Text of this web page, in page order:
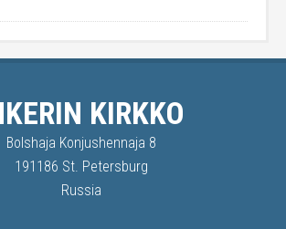
KIRKKO
Bolshaja Konjushennaja 8
191186 St. Petersburg
Russia